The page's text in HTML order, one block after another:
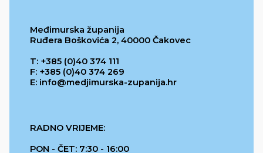
Međimurska županija
Ruđera Boškovića 2, 40000 Čakovec
T: +385 (0)40 374 111
F: +385 (0)40 374 269
E: info@medjimurska-zupanija.hr
RADNO VRIJEME:
PON - ČET: 7:30 - 16:00